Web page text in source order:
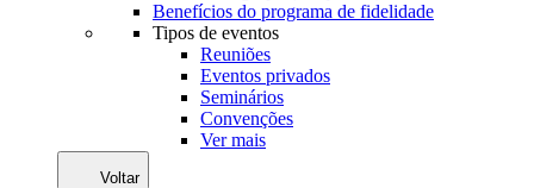
Benefícios do programa de fidelidade
Tipos de eventos
Reuniões
Eventos privados
Seminários
Convenções
Ver mais
Voltar